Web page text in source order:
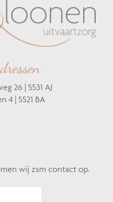
26 | 5531 AJ
4 | 5521 BA
wij zsm contact op.